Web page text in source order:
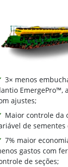
3× menos
EmergePro™,
ajustes;
Maior controle da
de
7% maior
gastos com
de seções;